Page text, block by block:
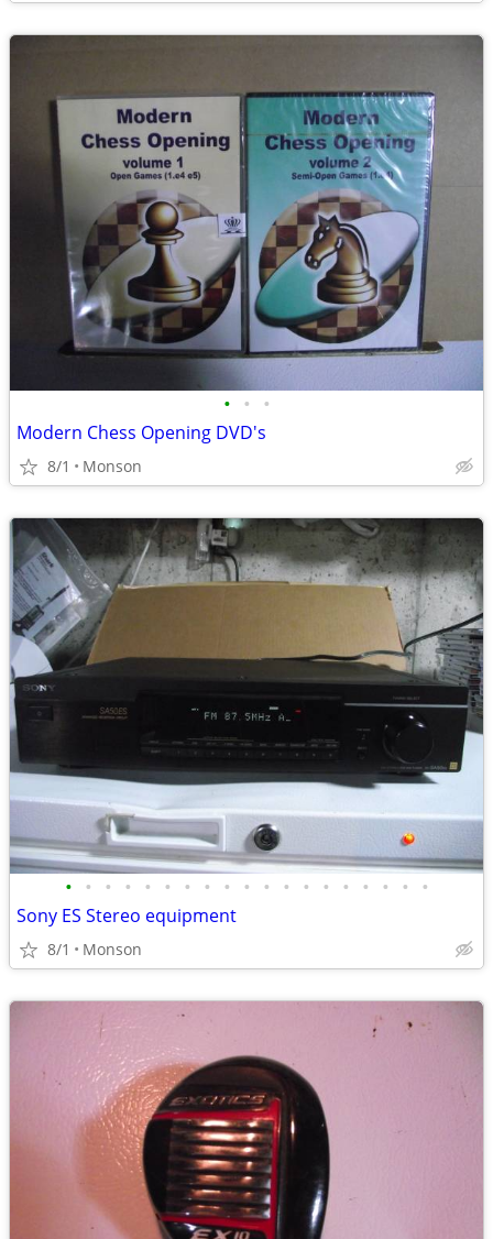
• • •
Modern Chess Opening DVD's
8/1 Monson
• • • • • • • • • • • • • • • • • • •
Sony ES Stereo equipment
8/1 Monson